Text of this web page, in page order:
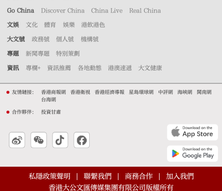
Go China Discover China China Live Real China
文娛 文化 體育 娛樂 港飲港色
大文號 政務號 個人號 機構號
專題 新聞專題 特別策劃
資訊 專欄+ 資訊推薦 各地動態 港澳速遞 大文健康
友情鏈接： 香港商報網 香港衛視 香港經濟導報 星島環球網 中評網 海峽網
閩南網
台海網
合作夥伴： 投資甘肅
私隱政策聲明 聯繫我們 商務合作
加入我們
香港大公文匯傳媒集團有限公司版權所有